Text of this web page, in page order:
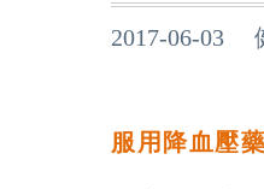
2017-06-03
服用降血壓